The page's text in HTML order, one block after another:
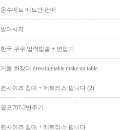
온수매트 매트만 판매
발마사지
한국 쿠쿠 압력밥솥 + 변압기
거울 화장대 dressing table make up table
퀸사이즈 침대 + 메트리스 팝니다 (2)
엘프707-2반주기
퀸사이즈 침대 + 메트리스 팝니다